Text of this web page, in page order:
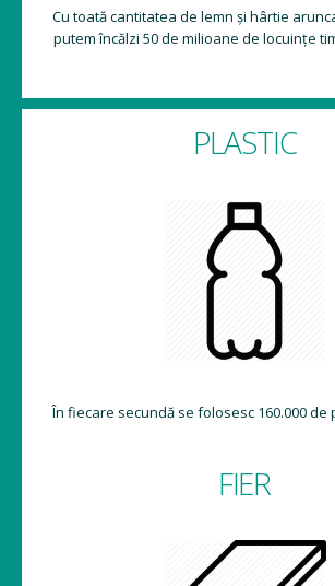
Cu toată cantitatea de lemn și hârtie
putem încălzi 50 de milioane de locuințe
PLASTIC
În fiecare secundă se folosesc 160.000 de
FIER